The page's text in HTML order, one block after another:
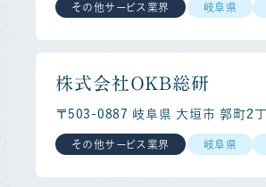
その他サービス業界 岐阜県
株式会社ＯＫＢ総研
〒503-0887 岐阜県 大垣市 郭町２丁
その他サービス業界 岐阜県